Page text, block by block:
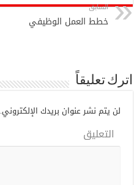
السابق
خطط العمل الوظيفي
اترك تعليقاً
لن يتم نشر عنوان بريدك الإلكتروني.
التعليق